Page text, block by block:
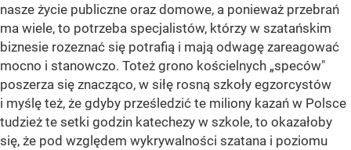
nasze życie publiczne oraz domowe, a ponieważ przebrań
ma wiele, to potrzeba specjalistów, którzy w szatańskim
biznesie rozeznać się potrafią i mają odwagę zareagować
mocno i stanowczo. Toteż grono kościelnych „speców"
poszerza się znacząco, w siłę rosną szkoły egzorcystów
i myślę też, że gdyby prześledzić te miliony kazań w Polsce
tudzież te setki godzin katechezy w szkole, to okazałoby
się, że pod względem wykrywalności szatana i poziomu